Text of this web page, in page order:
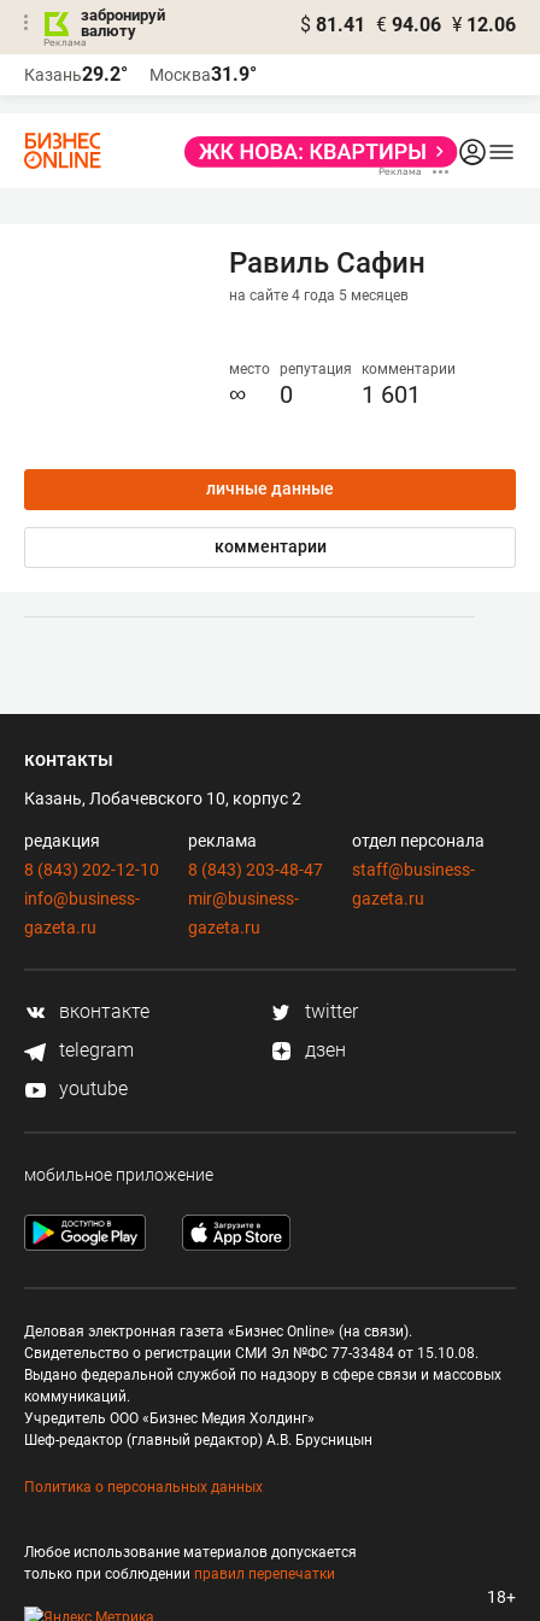
забронируй
валюту
$ 81.41 € 94.06 ¥ 12.06
Казань29.2° Москва31.9°
Равиль Сафин
на сайте 4 года 5 месяцев
место
∞
репутация
0
комментарии
1 601
личные данные
комментарии
контакты
Казань, Лобачевского 10, корпус 2
редакция
8 (843) 202-12-10
info@business-
gazeta.ru
реклама
8 (843) 203-48-47
mir@business-
gazeta.ru
отдел персонала
staff@business-
gazeta.ru
вконтакте
twitter
telegram
дзен
youtube
мобильное приложение
Деловая электронная газета «Бизнес Online» (на связи).
Свидетельство о регистрации СМИ Эл №ФС 77-33484 от 15.10.08.
Выдано федеральной службой по надзору в сфере связи и массовых
коммуникаций.
Учредитель ООО «Бизнес Медия Холдинг»
Шеф-редактор (главный редактор) А.В. Брусницын
Политика о персональных данных
Любое использование материалов допускается
только при соблюдении правил перепечатки
18+